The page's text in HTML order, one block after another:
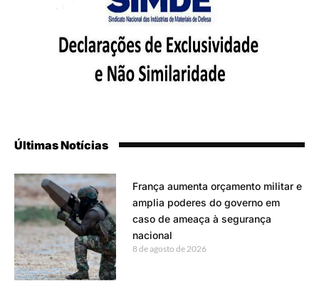
Últimas Notícias
França aumenta orçamento militar e
amplia poderes do governo em
caso de ameaça à segurança
nacional
8 de agosto de 2026